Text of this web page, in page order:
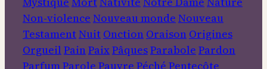
Non-violence Nouveau monde Nouveau
TestamentNuit Onction Oraison Origines
Orgueil PainPaixPâquesParabole Pardon
ParfumParole Pauvre Péché Pentecôte